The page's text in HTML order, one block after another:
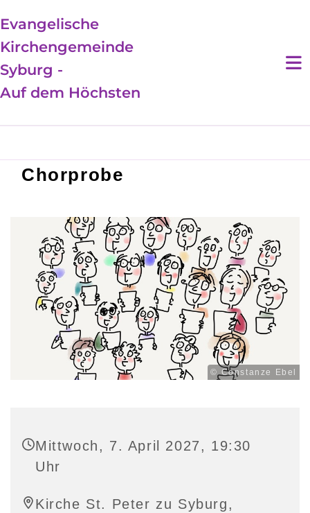
Evangelische
Kirchengemeinde
Syburg -
Auf dem Höchsten
Chorprobe
© Constanze Ebel
Mittwoch, 7. April 2027, 19:30
Uhr
Kirche St. Peter zu Syburg,